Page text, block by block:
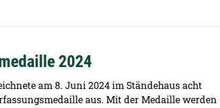
2024
am 8. Juni 2024 im Ständehaus acht
aus. Mit der Medaille werden